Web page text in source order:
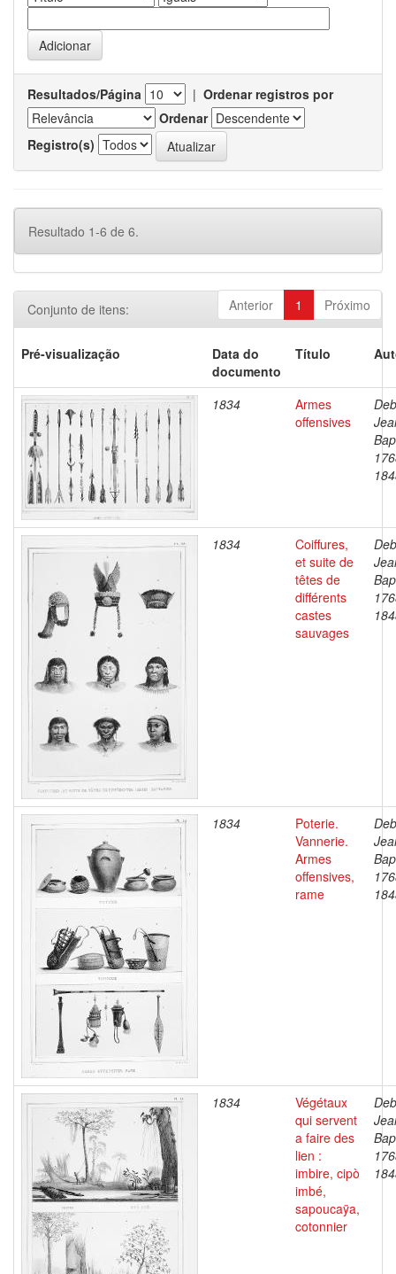
Resultados/Página | Ordenar registros por
Ordenar
Registro(s)
Resultado 1-6 de 6.
Anterior 1 Próximo
Conjunto de itens:
Pré-visualização
Data do
documento
Título
1834
Armes
offensives
1834
Coiffures,
et suite de
têtes de
différents
castes
sauvages
1834
Poterie.
Vannerie.
Armes
offensives,
rame
1834
Végétaux
qui servent
a faire des
lien :
imbire, cipò
imbé,
sapoucaÿa,
cotonnier